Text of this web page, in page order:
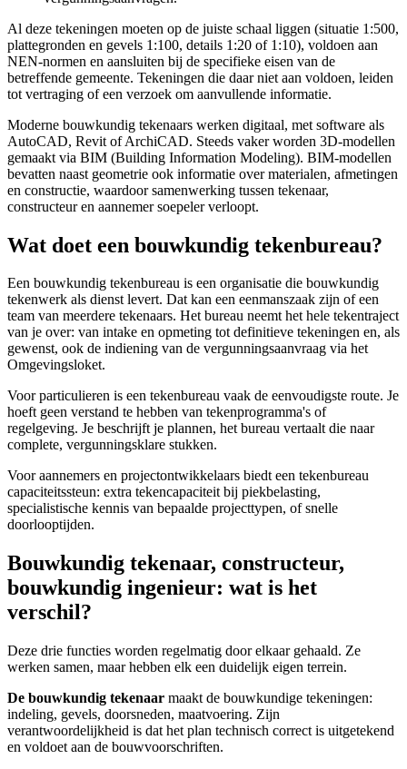
Al deze tekeningen moeten op de juiste schaal liggen (situatie 1:500,
plattegronden en gevels 1:100, details 1:20 of 1:10), voldoen aan
NEN-normen en aansluiten bij de specifieke eisen van de
betreffende gemeente. Tekeningen die daar niet aan voldoen, leiden
tot vertraging of een verzoek om aanvullende informatie.
Moderne bouwkundig tekenaars werken digitaal, met software als
AutoCAD, Revit of ArchiCAD. Steeds vaker worden 3D-modellen
gemaakt via BIM (Building Information Modeling). BIM-modellen
bevatten naast geometrie ook informatie over materialen, afmetingen
en constructie, waardoor samenwerking tussen tekenaar,
constructeur en aannemer soepeler verloopt.
Wat doet een bouwkundig tekenbureau?
Een bouwkundig tekenbureau is een organisatie die bouwkundig
tekenwerk als dienst levert. Dat kan een eenmanszaak zijn of een
team van meerdere tekenaars. Het bureau neemt het hele tekentraject
van je over: van intake en opmeting tot definitieve tekeningen en, als
gewenst, ook de indiening van de vergunningsaanvraag via het
Omgevingsloket.
Voor particulieren is een tekenbureau vaak de eenvoudigste route. Je
hoeft geen verstand te hebben van tekenprogramma's of
regelgeving. Je beschrijft je plannen, het bureau vertaalt die naar
complete, vergunningsklare stukken.
Voor aannemers en projectontwikkelaars biedt een tekenbureau
capaciteitssteun: extra tekencapaciteit bij piekbelasting,
specialistische kennis van bepaalde projecttypen, of snelle
doorlooptijden.
Bouwkundig tekenaar, constructeur,
bouwkundig ingenieur: wat is het
verschil?
Deze drie functies worden regelmatig door elkaar gehaald. Ze
werken samen, maar hebben elk een duidelijk eigen terrein.
De bouwkundig tekenaar maakt de bouwkundige tekeningen:
indeling, gevels, doorsneden, maatvoering. Zijn
verantwoordelijkheid is dat het plan technisch correct is uitgetekend
en voldoet aan de bouwvoorschriften.